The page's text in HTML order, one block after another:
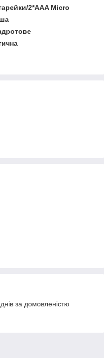
2*AAA Micro
за домовленістю